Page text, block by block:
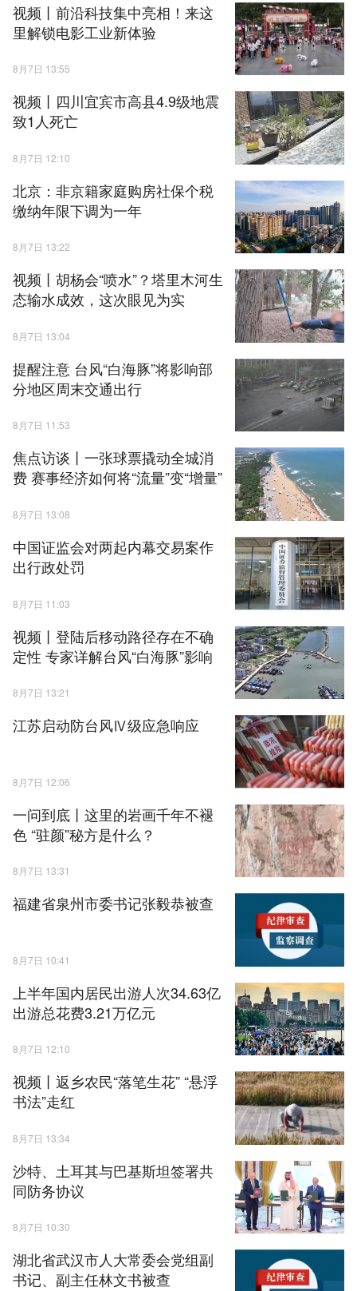
视频丨前沿科技集中亮相！来这
里解锁电影工业新体验
8月7日 13:55
视频丨四川宜宾市高县4.9级地震
致1人死亡
8月7日 12:10
北京：非京籍家庭购房社保个税
缴纳年限下调为一年
8月7日 13:22
视频丨胡杨会“喷水”？塔里木河生
态输水成效，这次眼见为实
8月7日 13:04
提醒注意 台风“白海豚”将影响部
分地区周末交通出行
8月7日 11:53
焦点访谈丨一张球票撬动全城消
费 赛事经济如何将“流量”变“增量”
8月7日 13:08
中国证监会对两起内幕交易案作
出行政处罚
8月7日 11:03
视频丨登陆后移动路径存在不确
定性 专家详解台风“白海豚”影响
8月7日 13:21
江苏启动防台风Ⅳ级应急响应
8月7日 12:06
一问到底丨这里的岩画千年不褪
色 “驻颜”秘方是什么？
8月7日 13:31
福建省泉州市委书记张毅恭被查
8月7日 10:41
上半年国内居民出游人次34.63亿
出游总花费3.21万亿元
8月7日 12:10
视频丨返乡农民“落笔生花” “悬浮
书法”走红
8月7日 13:34
沙特、土耳其与巴基斯坦签署共
同防务协议
8月7日 10:30
湖北省武汉市人大常委会党组副
书记、副主任林文书被查